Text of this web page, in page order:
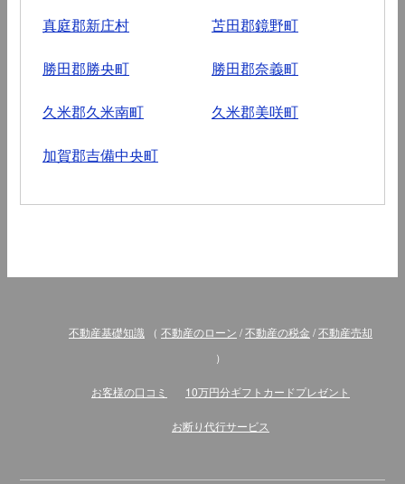
真庭郡新庄村 苫田郡鏡野町
勝田郡勝央町 勝田郡奈義町
久米郡久米南町 久米郡美咲町
加賀郡吉備中央町
不動産基礎知識 （ 不動産のローン /不動産の税金 /不動産売却
）
お客様の口コミ 10万円分ギフトカードプレゼント
お断り代行サービス